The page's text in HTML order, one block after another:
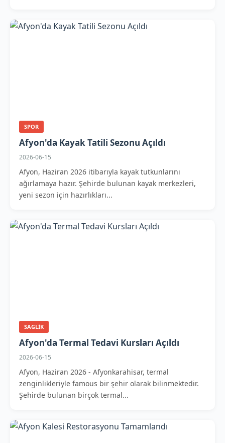
SPOR
Afyon'da Kayak Tatili Sezonu Açıldı
2026-06-15
Afyon, Haziran 2026 itibarıyla kayak tutkunlarını
ağırlamaya hazır. Şehirde bulunan kayak merkezleri,
yeni sezon için hazırlıkları...
SAGLIK
Afyon'da Termal Tedavi Kursları Açıldı
2026-06-15
Afyon, Haziran 2026 - Afyonkarahisar, termal
zenginlikleriyle famous bir şehir olarak bilinmektedir.
Şehirde bulunan birçok termal...